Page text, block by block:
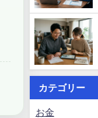
カテゴリー
お金